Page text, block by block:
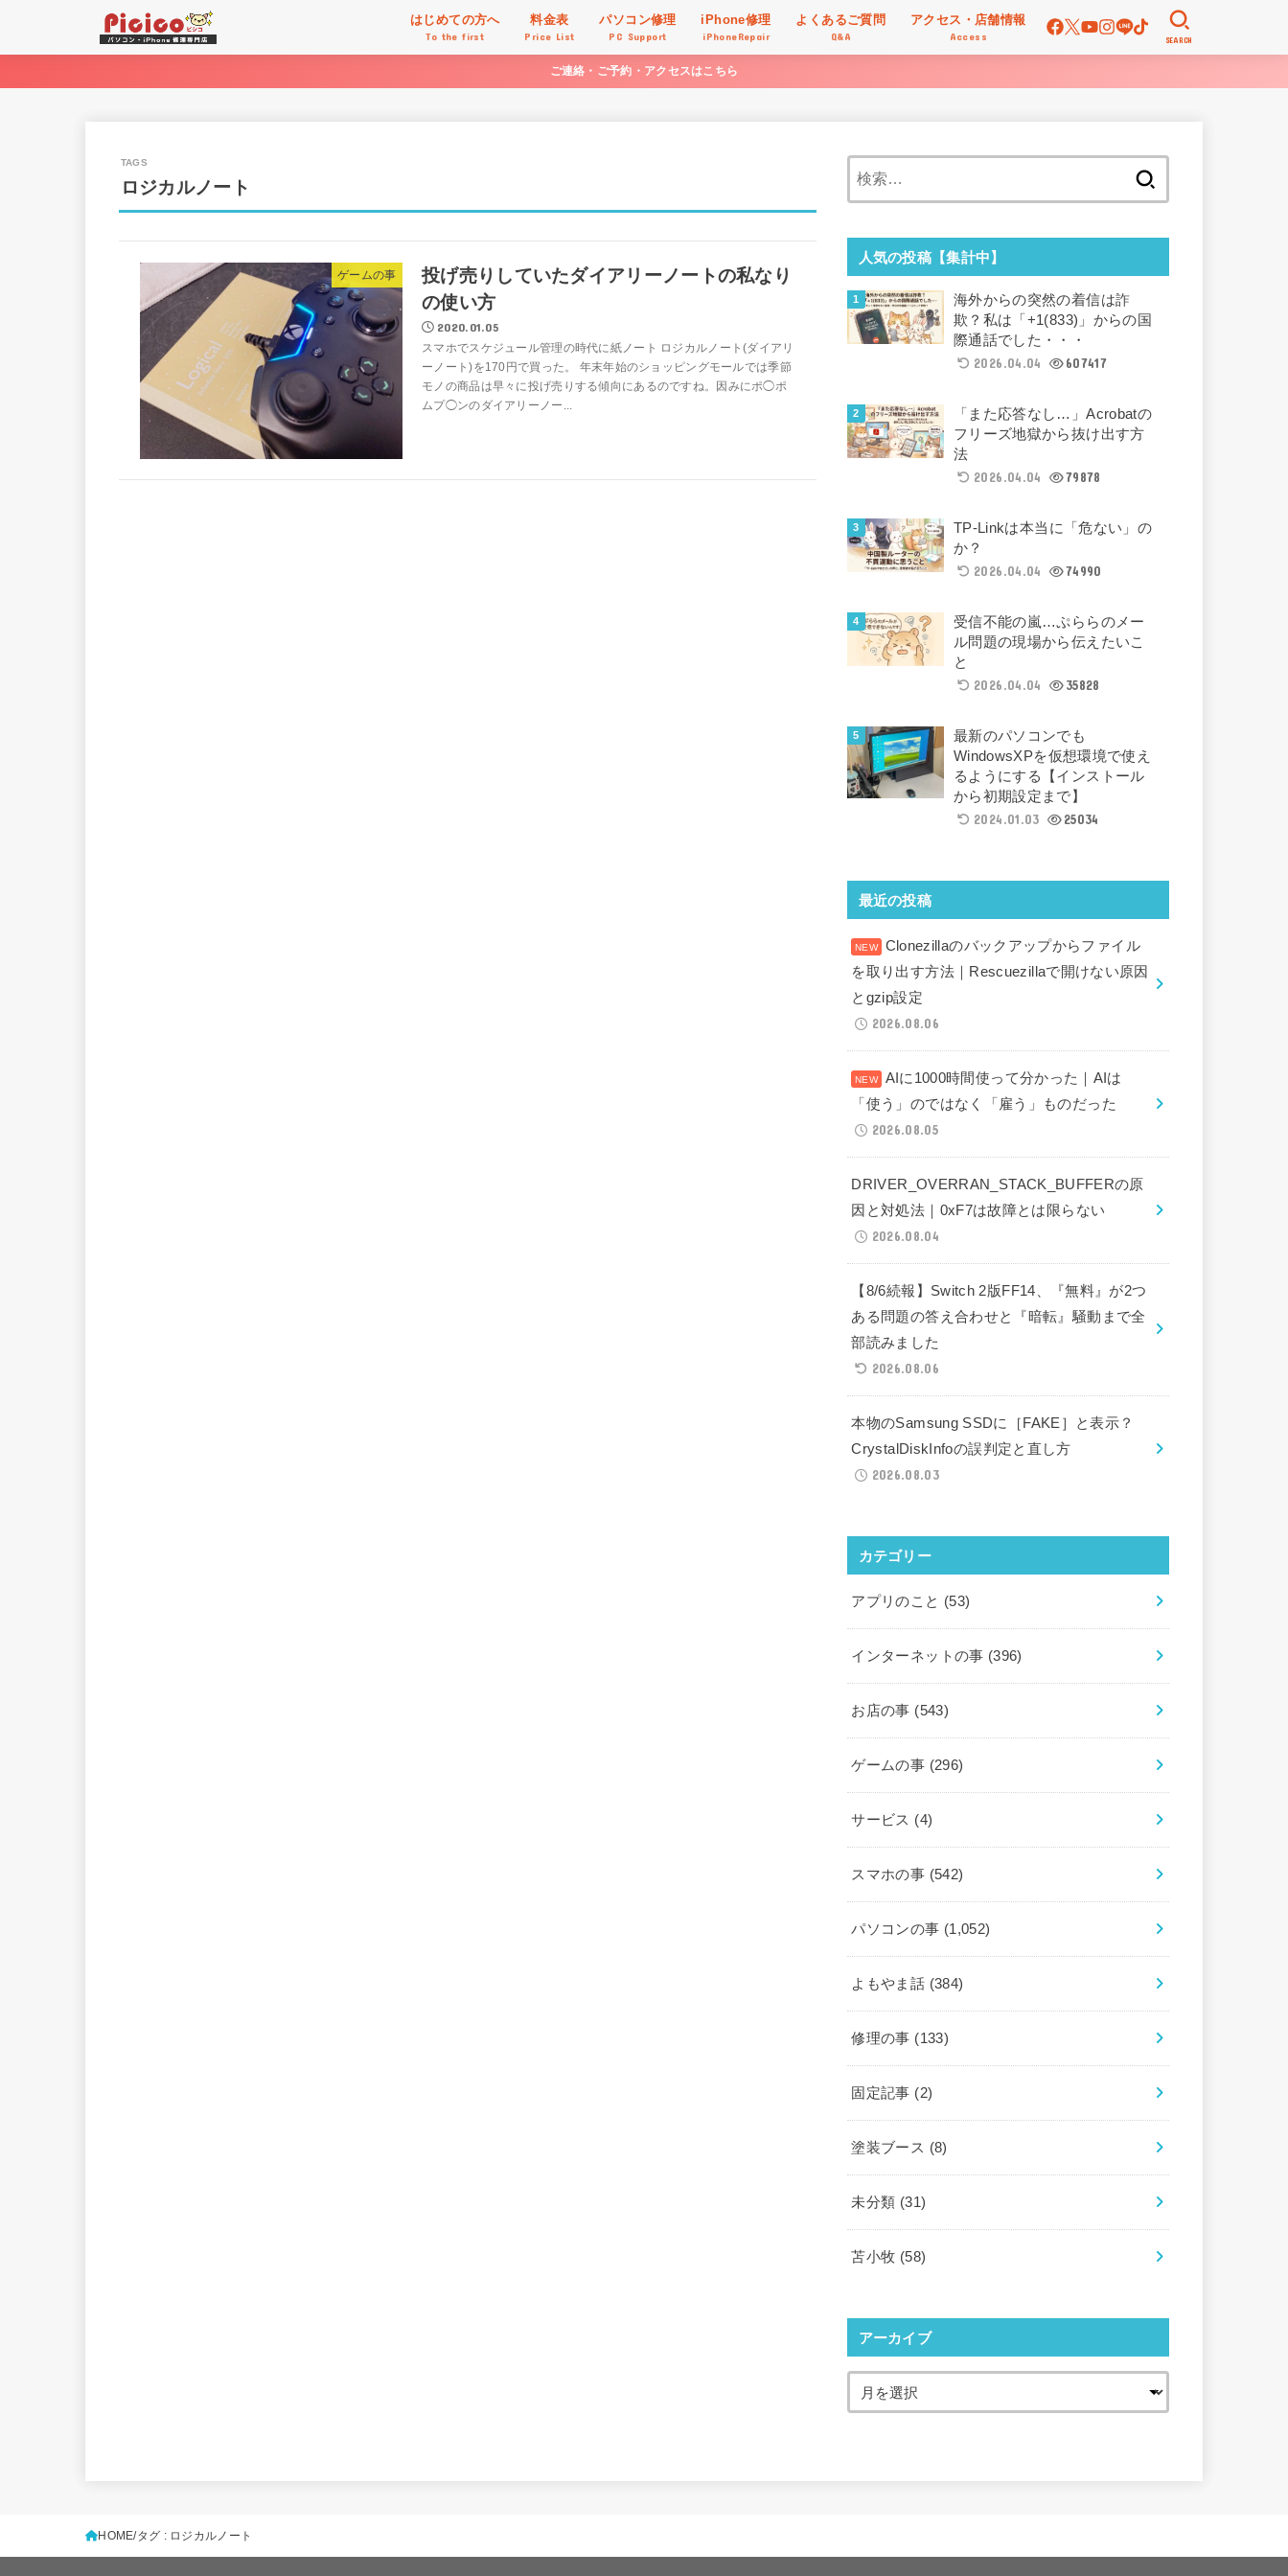
はじめての方へ
To the first
料金表
Price List
パソコン修理
PC Support
iPhone修理
iPhoneRepair
よくあるご質問
Q&A
アクセス・店舗情報
Access SEARCH
ご連絡・ご予約・アクセスはこちら
ロジカルノート
ゲームの事
投げ売りしていたダイアリーノートの私なり
の使い方
2020.01.05
スマホでスケジュール管理の時代に紙ノート ロジカルノート(ダイアリ
ーノート)を170円で買った。 年末年始のショッピングモールでは季節
モノの商品は早々に投げ売りする傾向にあるのですね。因みにポ◯ポ
ムプ◯ンのダイアリーノー...
人気の投稿【集計中】
海外からの突然の着信は詐
欺？私は「+1(833)」からの国
際通話でした・・・
2026.04.04
607417
「また応答なし…」Acrobatの
フリーズ地獄から抜け出す方
法
2026.04.04
79878
TP-Linkは本当に「危ない」の
か？
2026.04.04
74990
受信不能の嵐…ぷららのメー
ル問題の現場から伝えたいこ
と
2026.04.04
35828
最新のパソコンでも
WindowsXPを仮想環境で使え
るようにする【インストール
から初期設定まで】
2024.01.03
25034
最近の投稿
Clonezillaのバックアップからファイル
を取り出す方法｜Rescuezillaで開けない原因
とgzip設定
2026.08.06
AIに1000時間使って分かった｜AIは
「使う」のではなく「雇う」ものだった
2026.08.05
DRIVER_OVERRAN_STACK_BUFFERの原
因と対処法｜0xF7は故障とは限らない
2026.08.04
【8/6続報】Switch 2版FF14、『無料』が2つ
ある問題の答え合わせと『暗転』騒動まで全
部読みました
2026.08.06
本物のSamsung SSDに［FAKE］と表示？
CrystalDiskInfoの誤判定と直し方
2026.08.03
カテゴリー
アプリのこと (53)
インターネットの事 (396)
お店の事 (543)
ゲームの事 (296)
サービス (4)
スマホの事 (542)
パソコンの事 (1,052)
よもやま話 (384)
修理の事 (133)
固定記事 (2)
塗装ブース (8)
未分類 (31)
苫小牧 (58)
アーカイブ
HOME タグ : ロジカルノート